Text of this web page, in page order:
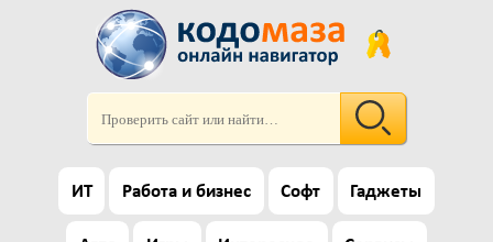
ИТ Работа и бизнес Софт Гаджеты